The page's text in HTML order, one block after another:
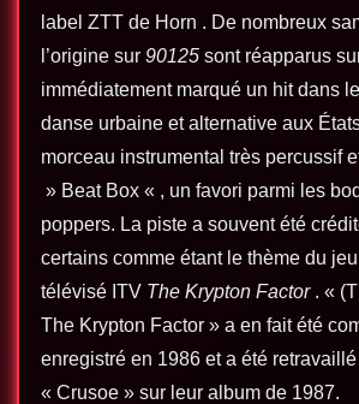
label ZTT de Horn . De nombreux
l’origine sur 90125 sont réapparus
immédiatement marqué un hit dans
danse urbaine et alternative aux
morceau instrumental très percussif
» Beat Box « , un favori parmi les
poppers. La piste a souvent été
certains comme étant le thème du jeu
télévisé ITV The Krypton Factor. «
The Krypton Factor » a en fait été
enregistré en 1986 et a été
« Crusoe » sur leur album de 1987.